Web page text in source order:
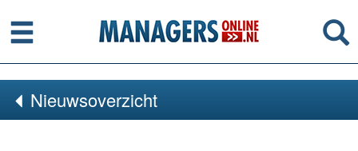
Menu
Nieuwsoverzicht